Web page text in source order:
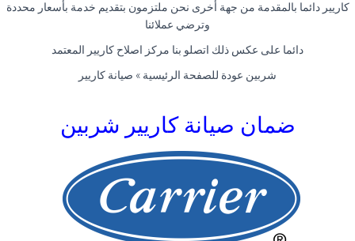
كاريير دائما بالمقدمة من جهة أخرى نحن ملتزمون بتقديم خدمة بأسعار محددة
وترضي عملائنا
دائما على عكس ذلك اتصلو بنا مركز اصلاح كاريير المعتمد
شربين عودة للصفحة الرئيسية » صيانة كاريير
ضمان صيانة كاريير شربين